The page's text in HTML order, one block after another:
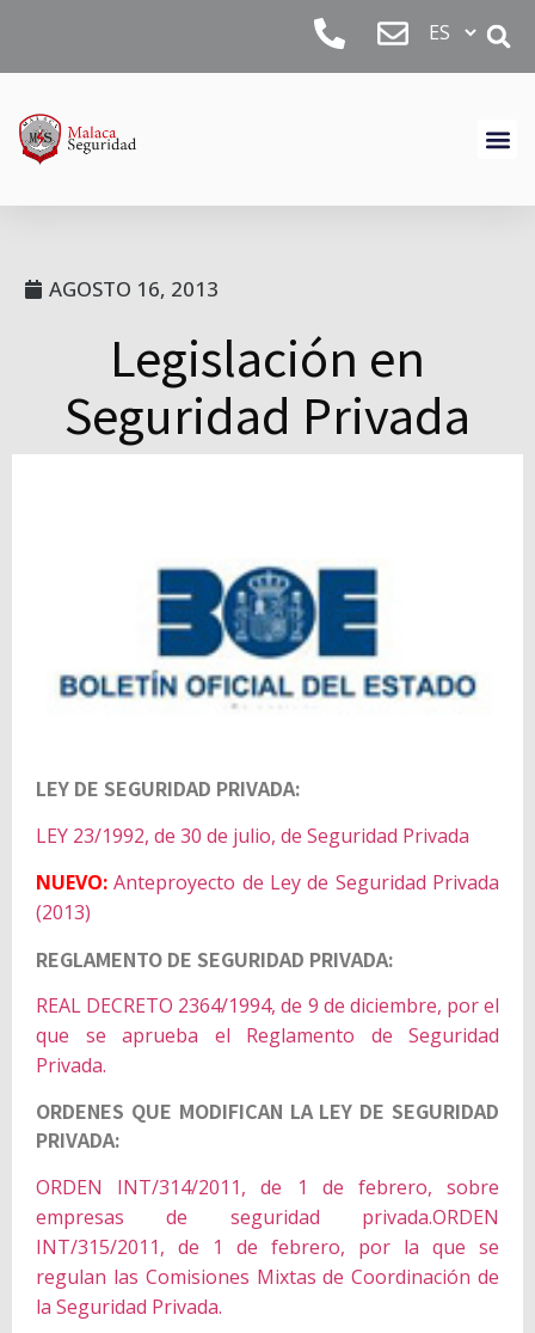
AGOSTO 16, 2013
Legislación en
Seguridad Privada
LEY DE SEGURIDAD PRIVADA:
LEY 23/1992, de 30 de julio, de Seguridad Privada
NUEVO: Anteproyecto de Ley de Seguridad Privada
(2013)
REGLAMENTO DE SEGURIDAD PRIVADA:
REAL DECRETO 2364/1994, de 9 de diciembre, por el
que se aprueba el Reglamento de Seguridad
Privada.
ORDENES QUE MODIFICAN LA LEY DE SEGURIDAD
PRIVADA:
ORDEN INT/314/2011, de 1 de febrero, sobre
empresas de seguridad privada.ORDEN
INT/315/2011, de 1 de febrero, por la que se
regulan las Comisiones Mixtas de Coordinación de
la Seguridad Privada.